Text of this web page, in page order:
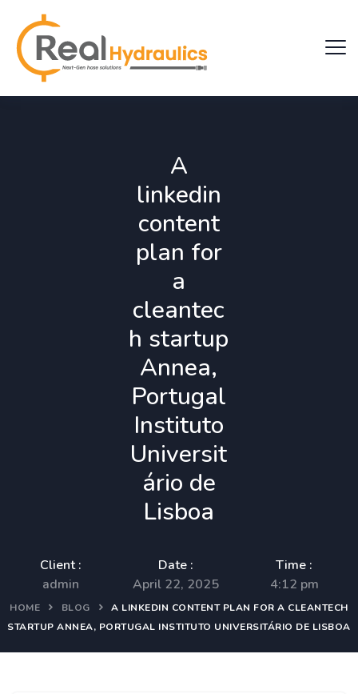
A
linkedin
content
plan for
a
cleantec
h startup
Annea,
Portugal
Instituto
Universit
ário de
Lisboa
Client :
admin
Date :
April 22, 2025
Time :
4:12 pm
HOME BLOG
A LINKEDIN CONTENT PLAN FOR A CLEANTECH
STARTUP ANNEA, PORTUGAL INSTITUTO UNIVERSITÁRIO DE LISBOA